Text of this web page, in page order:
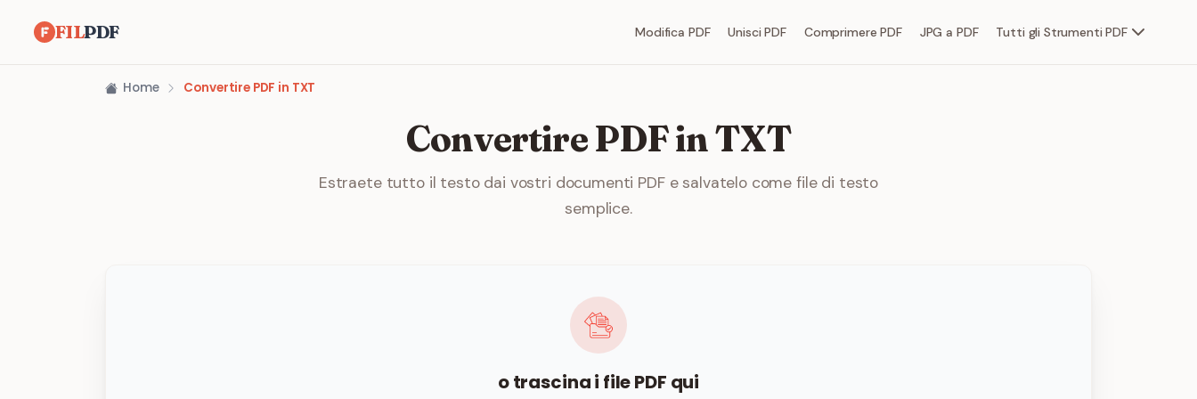
FILPDF Modifica PDF Unisci PDF Comprimere PDF JPG a PDF Tutti gli Strumenti PDF
Home Convertire PDF in TXT
Convertire PDF in TXT
Estraete tutto il testo dai vostri documenti PDF e salvatelo come file di testo
semplice.
o trascina i file PDF qui